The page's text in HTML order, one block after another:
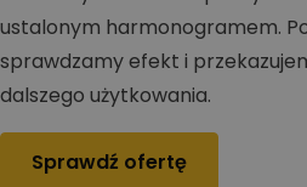
ustalonym harmonogramem.
sprawdzamy efekt i
dalszego użytkowania.
Sprawdź ofertę